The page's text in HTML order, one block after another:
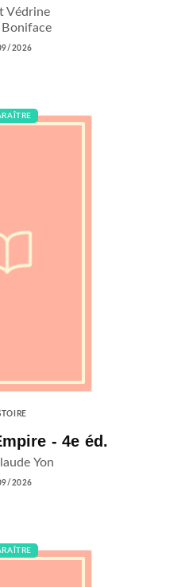
Védrine
Boniface
2026
- 4e éd.
Yon
2026